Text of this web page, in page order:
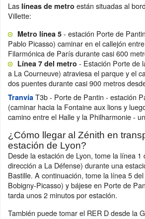
Las líneas de metro están situadas al
Villette:
Metro línea 5 - estación Porte de
Pablo Picasso) caminar en el callejón
Filarmónica de París durante casi 600
Línea 7 del metro - Estación Porte de
a La Courneuve) atraviesa el parque y el
dos puentes durante casi 900 metros
Tranvía T3b - Porte de Pantin - estación
(caminar hacia la Fontaine aux lions y
camino entre el Halle y la Philharmonie -
¿Cómo llegar al Zénith en
estación de Lyon?
Desde la estación de Lyon, tome la línea 1
dirección a La Défense) durante una
Bastille. A continuación, tome la línea 5
Bobigny-Picasso) y bájese en Porte de
tarda unos 2 minutos por estación.
También puede tomar el RER D desde la